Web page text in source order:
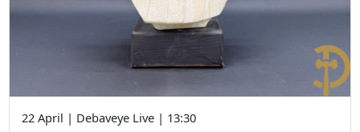
22 April | Debaveye Live | 13:30